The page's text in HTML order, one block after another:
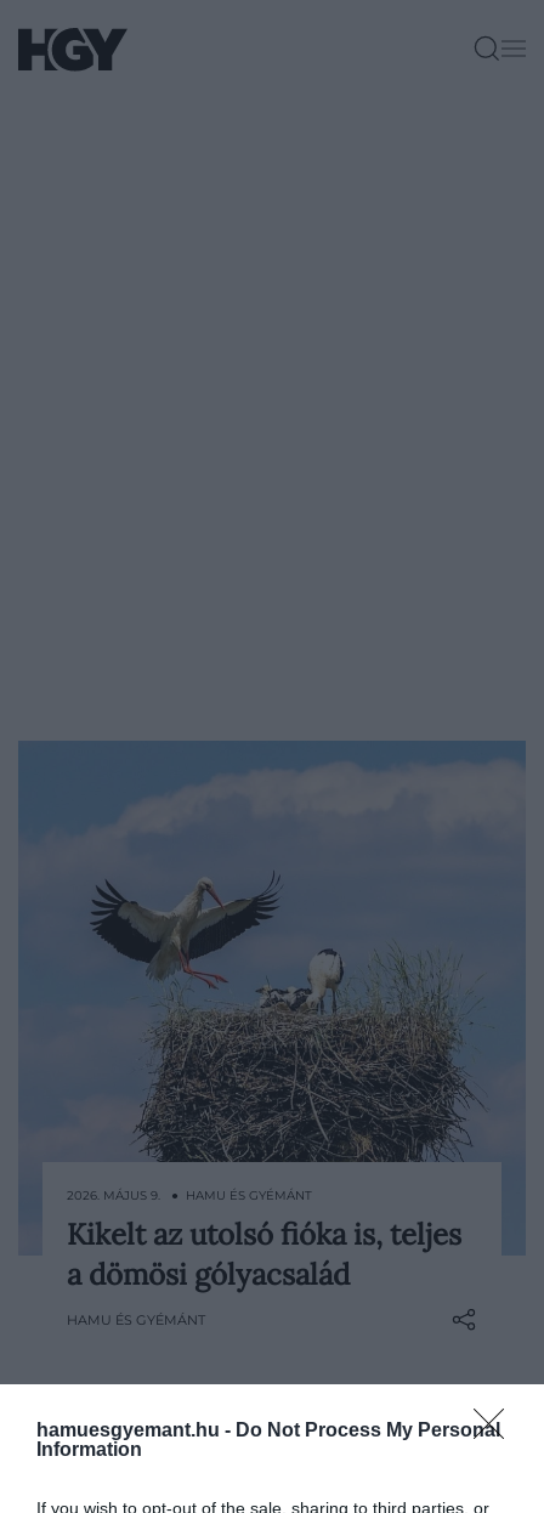
hamuesgyemant.hu - Do Not Process My Personal
Information
If you wish to opt-out of the sale, sharing to third parties, or
Ritka és különösen örömteli pillanatnak
lehetnek tanúi azok, akik évek óta követik
a dömösi gólyapár történetét: Szofi és
Macus mind a hat tojásából kikelt egy-egy
2026. MÁJUS 9. ● HAMU ÉS GYÉMÁNT
Kikelt az utolsó fióka is, teljes
a dömösi gólyacsalád
HAMU ÉS GYÉMÁNT